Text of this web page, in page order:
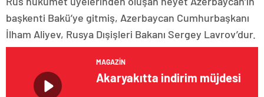
başkenti Bakü’ye gitmiş, Azerbaycan Cumhurbaşkanı
İlham Aliyev, Rusya Dışişleri Bakanı Sergey Lavrov’dur.
MAGAZIN
Akaryakıtta indirim müjdesi